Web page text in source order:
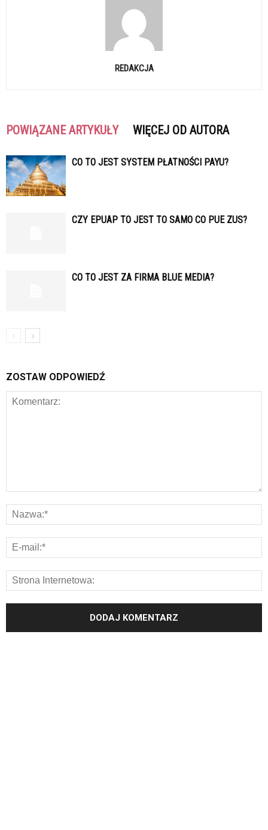
REDAKCJA
POWIĄZANE ARTYKUŁY WIĘCEJ OD AUTORA
CO TO JEST SYSTEM PŁATNOŚCI PAYU?
CZY EPUAP TO JEST TO SAMO CO PUE ZUS?
CO TO JEST ZA FIRMA BLUE MEDIA?
ZOSTAW ODPOWIEDŹ